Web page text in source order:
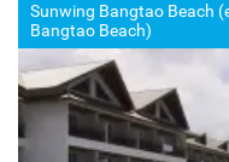
Sunwing Bangtao Beach
Bangtao Beach)